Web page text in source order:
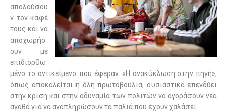
απολαύσου
ν τον καφέ
τους και να
αποχωρήσ
ουν με
επιδιορθω
μένο το αντικείμενο που έφεραν. «Η ανακύκλωση στην πηγή»,
όπως αποκαλείται η όλη πρωτοβουλία, ουσιαστικά επενδύει
στην κρίση και στην αδυναμία των πολιτών να αγοράσουν νέα
αγαθά για να αναπληρώσουν τα παλιά που έχουν χαλάσει.